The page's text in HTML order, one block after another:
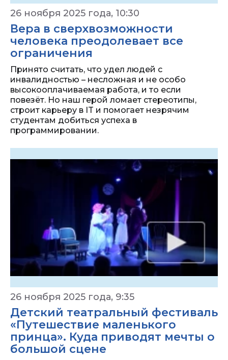
26 ноября 2025 года, 10:30
Вера в сверхвозможности
человека преодолевает все
ограничения
Принято считать, что удел людей с
инвалидностью – несложная и не особо
высокооплачиваемая работа, и то если
повезёт. Но наш герой ломает стереотипы,
строит карьеру в IT и помогает незрячим
студентам добиться успеха в
программировании.
26 ноября 2025 года, 9:35
Детский театральный фестиваль
«Путешествие маленького
принца». Куда приводят мечты о
большой сцене